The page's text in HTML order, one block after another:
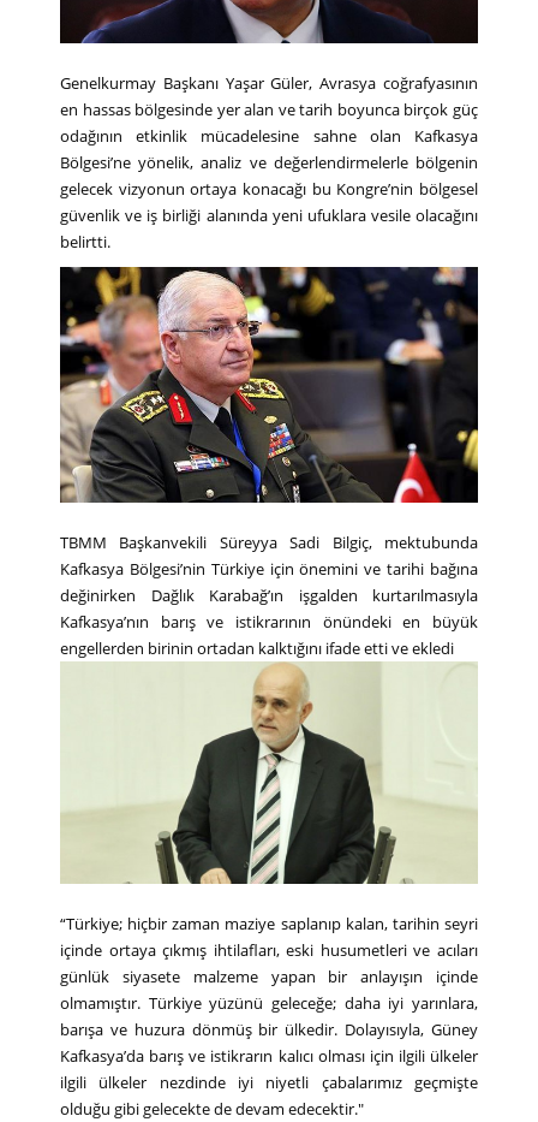
Genelkurmay Başkanı Yaşar Güler, Avrasya coğrafyasının
en hassas bölgesinde yer alan ve tarih boyunca birçok güç
odağının etkinlik mücadelesine sahne olan Kafkasya
Bölgesi’ne yönelik, analiz ve değerlendirmelerle bölgenin
gelecek vizyonun ortaya konacağı bu Kongre’nin bölgesel
güvenlik ve iş birliği alanında yeni ufuklara vesile olacağını
belirtti.
TBMM Başkanvekili Süreyya Sadi Bilgiç, mektubunda
Kafkasya Bölgesi’nin Türkiye için önemini ve tarihi bağına
değinirken Dağlık Karabağ’ın işgalden kurtarılmasıyla
Kafkasya’nın barış ve istikrarının önündeki en büyük
engellerden birinin ortadan kalktığını ifade etti ve ekledi
“Türkiye; hiçbir zaman maziye saplanıp kalan, tarihin seyri
içinde ortaya çıkmış ihtilafları, eski husumetleri ve acıları
günlük siyasete malzeme yapan bir anlayışın içinde
olmamıştır. Türkiye yüzünü geleceğe; daha iyi yarınlara,
barışa ve huzura dönmüş bir ülkedir. Dolayısıyla, Güney
Kafkasya’da barış ve istikrarın kalıcı olması için ilgili ülkeler
ilgili ülkeler nezdinde iyi niyetli çabalarımız geçmişte
olduğu gibi gelecekte de devam edecektir."